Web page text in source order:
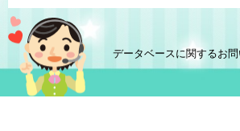
データベースに関するお